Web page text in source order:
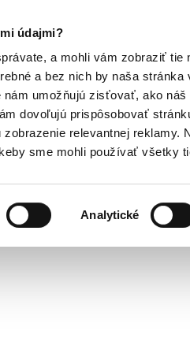
údajmi?
a mohli vám zobraziť tie
a bez nich by naša stránka
umožňujú zisťovať, ako náš
dovoľujú prispôsobovať
relevantnej reklamy.
sme mohli používať všetky
Analytické